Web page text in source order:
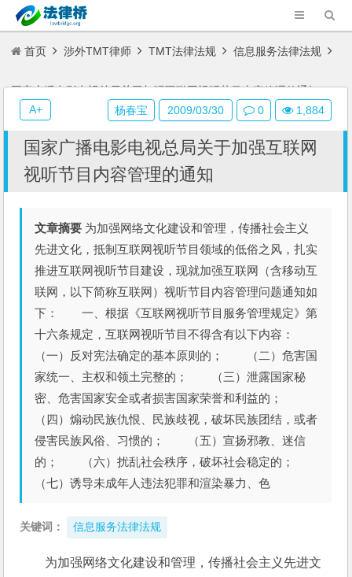
首页 涉外TMT律师 TMT法律法规 信息服务法律法规
国家广播电影电视总局关于加强互联网视听节目内容管理的通知
国家广播电影电视总局关于加强互联网
视听节目内容管理的通知
文章摘要 为加强网络文化建设和管理，传播社会主义
先进文化，抵制互联网视听节目领域的低俗之风，扎实
推进互联网视听节目建设，现就加强互联网（含移动互
联网，以下简称互联网）视听节目内容管理问题通知如
下： 一、根据《互联网视听节目服务管理规定》第
十六条规定，互联网视听节目不得含有以下内容：
（一）反对宪法确定的基本原则的； （二）危害国
家统一、主权和领土完整的； （三）泄露国家秘
密、危害国家安全或者损害国家荣誉和利益的；
（四）煽动民族仇恨、民族歧视，破坏民族团结，或者
侵害民族风俗、习惯的； （五）宣扬邪教、迷信
的； （六）扰乱社会秩序，破坏社会稳定的；
（七）诱导未成年人违法犯罪和渲染暴力、色
关键词： 信息服务法律法规
为加强网络文化建设和管理，传播社会主义先进文
杨春宝 2009/03/30 0 1,884
A+